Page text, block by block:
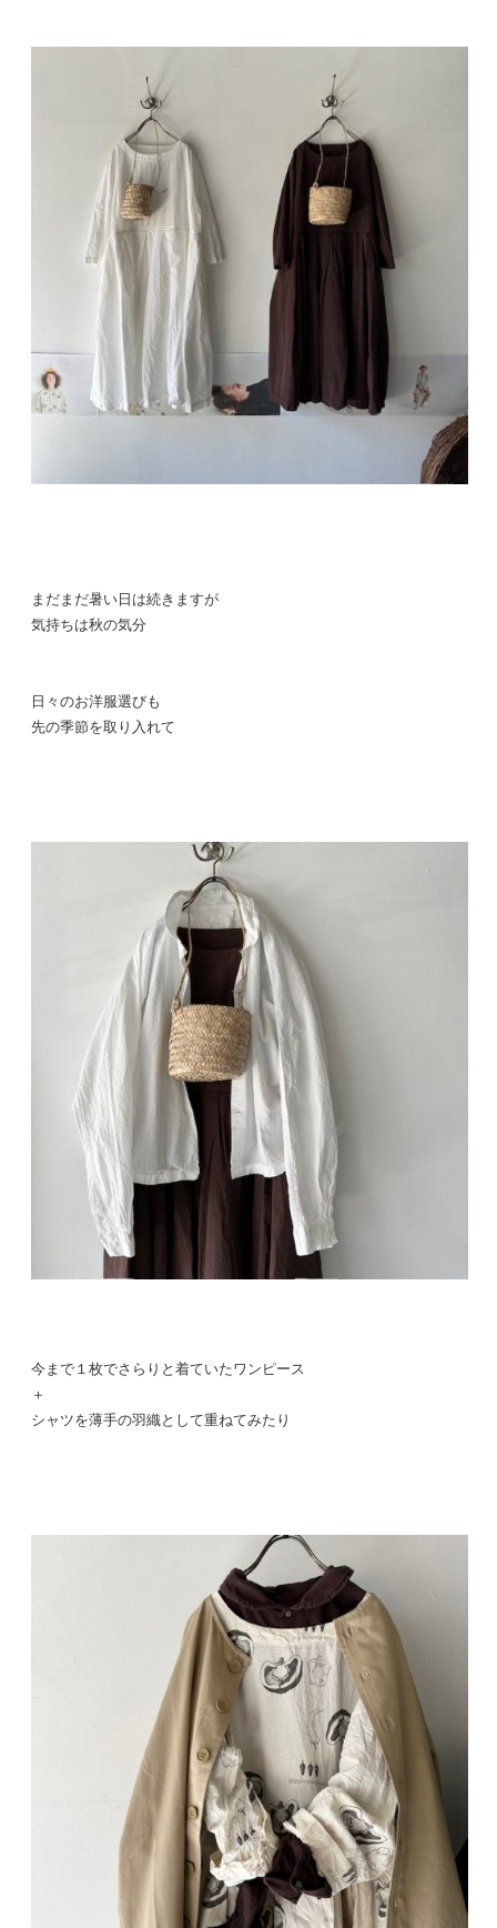
まだまだ暑い日は続きますが
気持ちは秋の気分
日々のお洋服選びも
先の季節を取り入れて
今まで１枚でさらりと着ていたワンピース
＋
シャツを薄手の羽織として重ねてみたり